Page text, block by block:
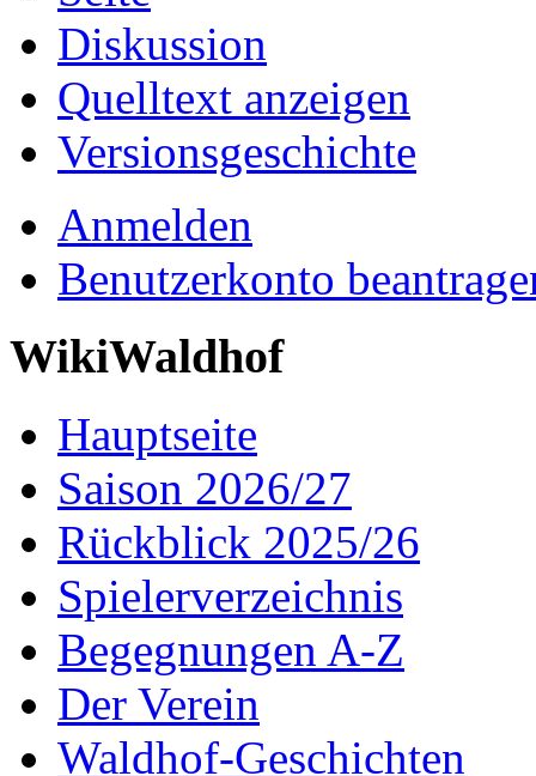
Diskussion
Quelltext anzeigen
Versionsgeschichte
Anmelden
Benutzerkonto
WikiWaldhof
Hauptseite
Saison 2026/27
Rückblick 2025/26
Spielerverzeichnis
Begegnungen A-Z
Der Verein
Waldhof-Geschichten